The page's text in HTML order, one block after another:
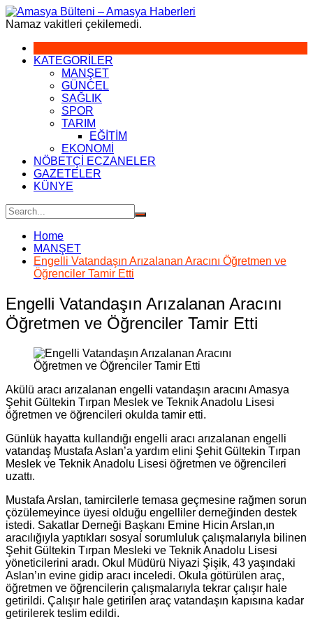
Skip
to
Namaz vakitleri çekilemedi.
KATEGORİLER
MANŞET
GÜNCEL
SAĞLIK
SPOR
TARIM
EĞİTİM
EKONOMİ
NÖBETÇİ ECZANELER
GAZETELER
KÜNYE
Home
MANŞET
Engelli Vatandaşın Arızalanan Aracını Öğretmen ve
Öğrenciler Tamir Etti
Engelli Vatandaşın Arızalanan Aracını
Öğretmen ve Öğrenciler Tamir Etti
Akülü aracı arızalanan engelli vatandaşın aracını Amasya
Şehit Gültekin Tırpan Meslek ve Teknik Anadolu Lisesi
öğretmen ve öğrencileri okulda tamir etti.
Günlük hayatta kullandığı engelli aracı arızalanan engelli
vatandaş Mustafa Aslan’a yardım elini Şehit Gültekin Tırpan
Meslek ve Teknik Anadolu Lisesi öğretmen ve öğrencileri
uzattı.
Mustafa Arslan, tamircilerle temasa geçmesine rağmen sorun
çözülemeyince üyesi olduğu engelliler derneğinden destek
istedi. Sakatlar Derneği Başkanı Emine Hicin Arslan,ın
aracılığıyla yaptıkları sosyal sorumluluk çalışmalarıyla bilinen
Şehit Gültekin Tırpan Mesleki ve Teknik Anadolu Lisesi
yöneticilerini aradı. Okul Müdürü Niyazi Şişik, 43 yaşındaki
Aslan’ın evine gidip aracı inceledi. Okula götürülen araç,
öğretmen ve öğrencilerin çalışmalarıyla tekrar çalışır hale
getirildi. Çalışır hale getirilen araç vatandaşın kapısına kadar
getirilerek teslim edildi.